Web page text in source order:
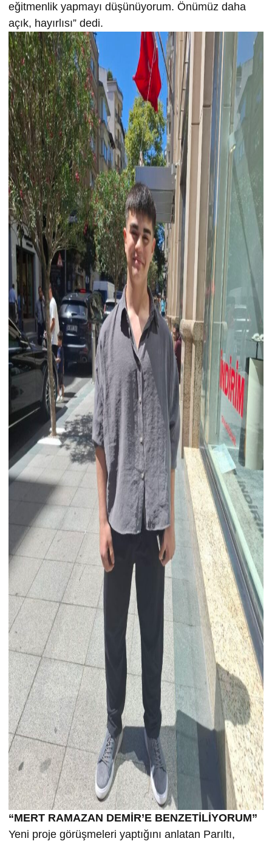
eğitmenlik yapmayı düşünüyorum. Önümüz daha
açık, hayırlısı” dedi.
“MERT RAMAZAN DEMİR’E BENZETİLİYORUM”
Yeni proje görüşmeleri yaptığını anlatan Parıltı,